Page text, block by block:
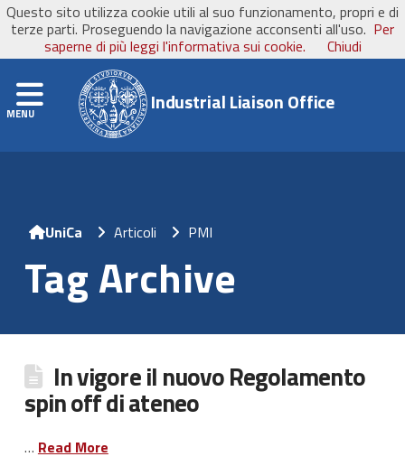
UniCa- Università degli Studi di Cagliari
Industrial Liaison Office
Navigation
Tag Archive
HomeArticoli PMI
In vigore il nuovo Regolamento
spin off di ateneo
… Read More
Questo sito utilizza cookie utili al suo funzionamento, propri e di
terze parti. Proseguendo la navigazione acconsenti all'uso. Per
saperne di più leggi l'informativa sui cookie. Chiudi